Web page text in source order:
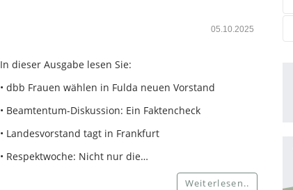
05.10.2025
In dieser Ausgabe lesen Sie:
• dbb Frauen wählen in Fulda neuen Vorstand
• Beamtentum-Diskussion: Ein Faktencheck
• Landesvorstand tagt in Frankfurt
• Respektwoche: Nicht nur die…
Weiterlesen..